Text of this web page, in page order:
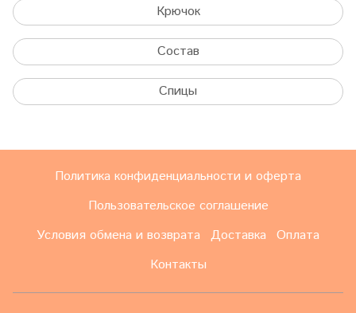
Крючок
Состав
Спицы
Политика конфиденциальности и оферта
Пользовательское соглашение
Условия обмена и возврата
Доставка
Оплата
Контакты